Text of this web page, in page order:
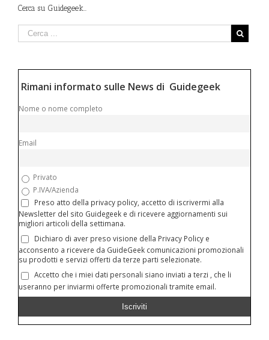
Cerca su Guidegeek…
Rimani informato sulle News di Guidegeek
Nome o nome completo
Email
Privato
P.IVA/Azienda
Preso atto della privacy policy, accetto di iscrivermi alla
Newsletter del sito Guidegeek e di ricevere aggiornamenti sui
migliori articoli della settimana.
Dichiaro di aver preso visione della Privacy Policy e
acconsento a ricevere da GuideGeek comunicazioni promozionali
su prodotti e servizi offerti da terze parti selezionate.
Accetto che i miei dati personali siano inviati a terzi , che li
useranno per inviarmi offerte promozionali tramite email.